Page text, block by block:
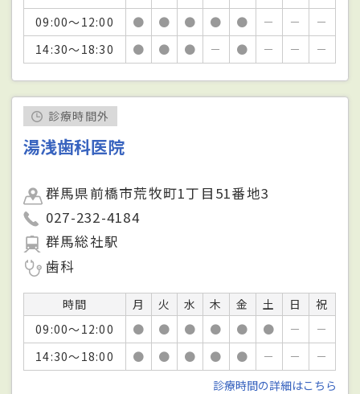
09:00～12:00
● ● ● ● ● － －
－
14:30～18:30
● ● ● － ● － － －
診療時間外
湯浅歯科医院
群馬県前橋市荒牧町1丁目51番地3
027-232-4184
群馬総社駅
歯科
時間 月 火 水 木 金 土 日
祝
09:00～12:00
● ● ● ● ● ● －
－
14:30～18:00
● ● ● ● ● － －
－
診療時間の詳細はこちら